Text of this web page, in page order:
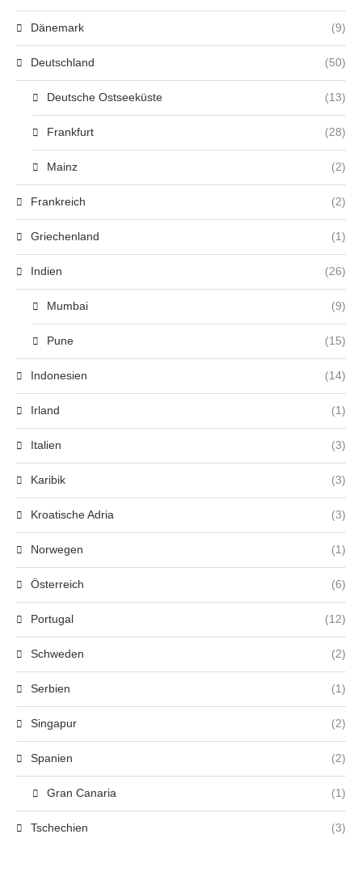
Dänemark (9)
Deutschland (50)
Deutsche Ostseeküste (13)
Frankfurt (28)
Mainz (2)
Frankreich (2)
Griechenland (1)
Indien (26)
Mumbai (9)
Pune (15)
Indonesien (14)
Irland (1)
Italien (3)
Karibik (3)
Kroatische Adria (3)
Norwegen (1)
Österreich (6)
Portugal (12)
Schweden (2)
Serbien (1)
Singapur (2)
Spanien (2)
Gran Canaria (1)
Tschechien (3)